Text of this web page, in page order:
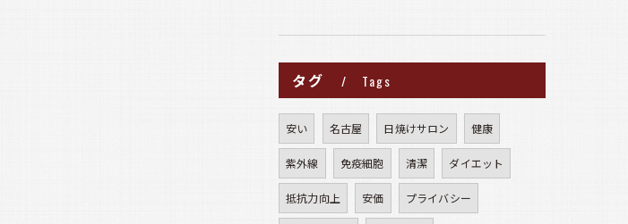
タグ Tags
安い 名古屋 日焼けサロン 健康
紫外線 免疫細胞 清潔 ダイエット
抵抗力向上 安価 プライバシー